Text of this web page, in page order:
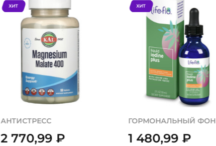
ХИТ
АНТИСТРЕСС
2 770,99 ₽
ХИТ
ГОРМОНАЛЬНЫЙ ФОН
1 480,99₽